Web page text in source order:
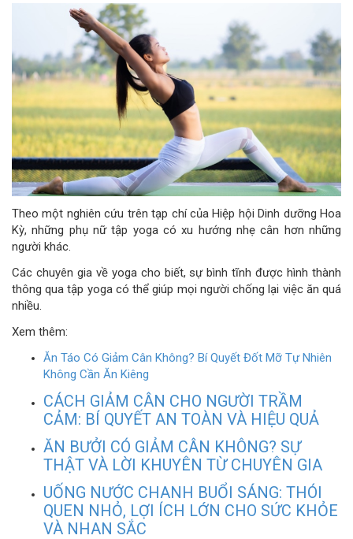
Theo một nghiên cứu trên tạp chí của Hiệp hội Dinh dưỡng Hoa
Kỳ, những phụ nữ tập yoga có xu hướng nhẹ cân hơn những
người khác.
Các chuyên gia về yoga cho biết, sự bình tĩnh được hình thành
thông qua tập yoga có thể giúp mọi người chống lại việc ăn quá
nhiều.
Xem thêm:
Ăn Táo Có Giảm Cân Không? Bí Quyết Đốt Mỡ Tự Nhiên
Không Cần Ăn Kiêng
CÁCH GIẢM CÂN CHO NGƯỜI TRẦM
CẢM: BÍ QUYẾT AN TOÀN VÀ HIỆU QUẢ
ĂN BƯỞI CÓ GIẢM CÂN KHÔNG? SỰ
THẬT VÀ LỜI KHUYÊN TỪ CHUYÊN GIA
UỐNG NƯỚC CHANH BUỔI SÁNG: THÓI
QUEN NHỎ, LỢI ÍCH LỚN CHO SỨC KHỎE
VÀ NHAN SẮC